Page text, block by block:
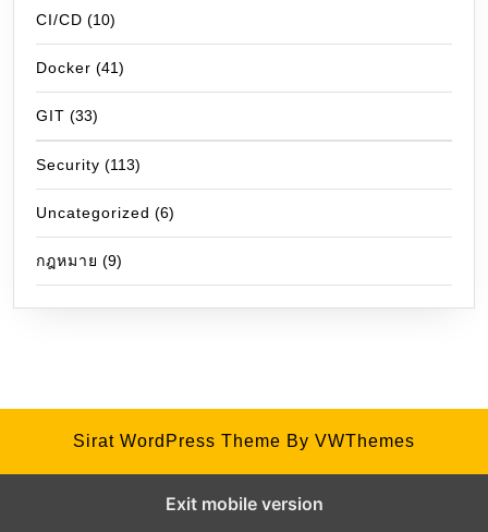
CI/CD (10)
Docker (41)
GIT (33)
Security (113)
Uncategorized (6)
กฎหมาย (9)
Sirat WordPress Theme By VWThemes
Exit mobile version